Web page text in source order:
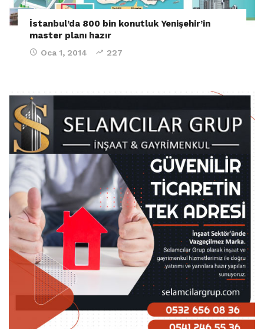
İstanbul’da 800 bin konutluk Yenişehir’in
master planı hazır
Oca 1, 2014 227